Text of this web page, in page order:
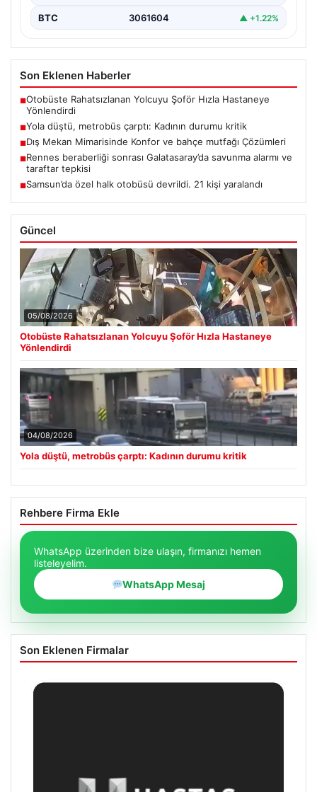
BTC 3061604 ▲ +1.22%
Son Eklenen Haberler
■Otobüste Rahatsızlanan Yolcuyu Şoför Hızla Hastaneye
Yönlendirdi
■Yola düştü, metrobüs çarptı: Kadının durumu kritik
■Dış Mekan Mimarisinde Konfor ve bahçe mutfağı Çözümleri
■Rennes beraberliği sonrası Galatasaray’da savunma alarmı ve
taraftar tepkisi
■Samsun’da özel halk otobüsü devrildi. 21 kişi yaralandı
Güncel
05/08/2026
Otobüste Rahatsızlanan Yolcuyu Şoför Hızla Hastaneye
Yönlendirdi
04/08/2026
Yola düştü, metrobüs çarptı: Kadının durumu kritik
Rehbere Firma Ekle
WhatsApp üzerinden bize ulaşın, firmanızı hemen
listeleyelim.
WhatsApp Mesaj
Son Eklenen Firmalar